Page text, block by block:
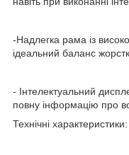
-Надлегка рама із
ідеальний баланс
- Інтелектуальний
повну інформацію про
Технічні характеристики: